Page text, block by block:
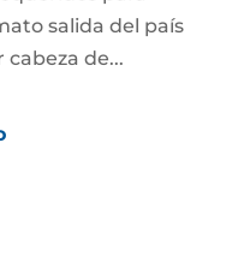
salida del país
de...